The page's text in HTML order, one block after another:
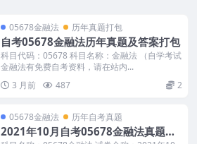
05678金融法 历年真题打包
自考05678金融法历年真题及答案打包
科目代码：05678 科目名称：金融法 （自学考试
金融法有免费自考资料，请在站内...
3 月前
487 2
05678金融法 历年自考真题
2021年10月自考05678金融法真题及